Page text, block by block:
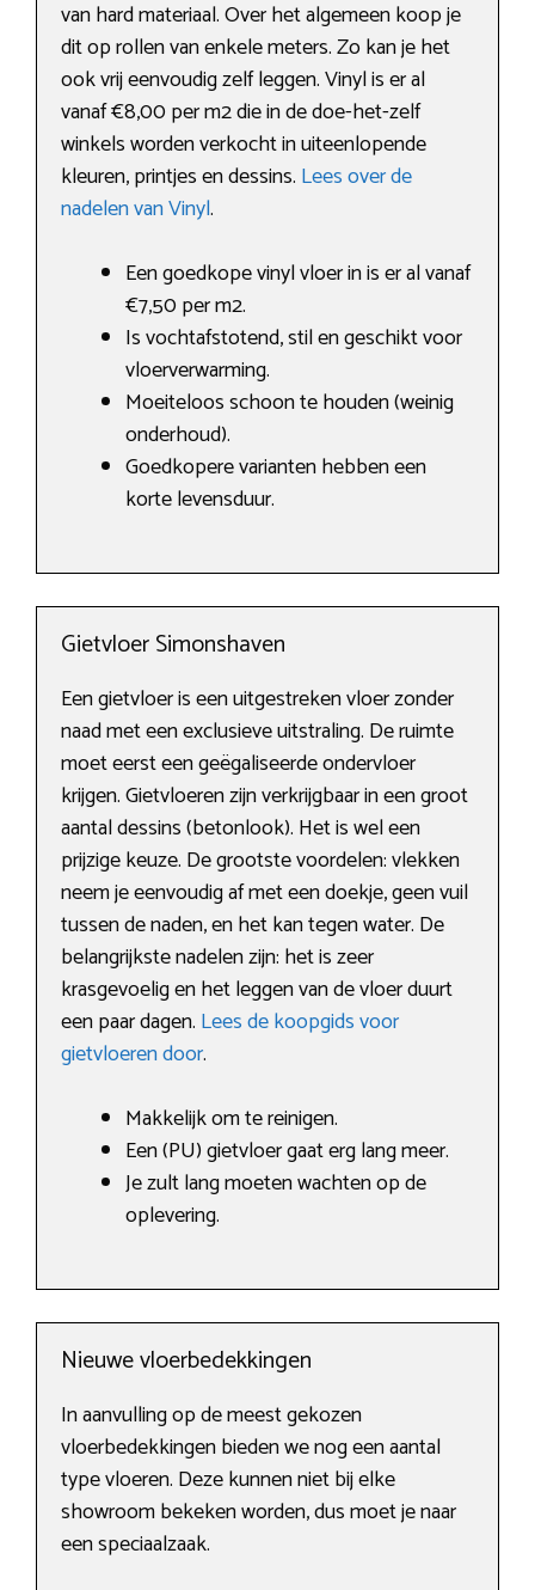
van hard materiaal. Over het algemeen koop je
dit op rollen van enkele meters. Zo kan je het
ook vrij eenvoudig zelf leggen. Vinyl is er al
vanaf €8,00 per m2 die in de doe-het-zelf
winkels worden verkocht in uiteenlopende
kleuren, printjes en dessins. Lees over de
nadelen van Vinyl.
Een goedkope vinyl vloer in is er al vanaf
€7,50 per m2.
Is vochtafstotend, stil en geschikt voor
vloerverwarming.
Moeiteloos schoon te houden (weinig
onderhoud).
Goedkopere varianten hebben een
korte levensduur.
Gietvloer Simonshaven
Een gietvloer is een uitgestreken vloer zonder
naad met een exclusieve uitstraling. De ruimte
moet eerst een geëgaliseerde ondervloer
krijgen. Gietvloeren zijn verkrijgbaar in een groot
aantal dessins (betonlook). Het is wel een
prijzige keuze. De grootste voordelen: vlekken
neem je eenvoudig af met een doekje, geen vuil
tussen de naden, en het kan tegen water. De
belangrijkste nadelen zijn: het is zeer
krasgevoelig en het leggen van de vloer duurt
een paar dagen. Lees de koopgids voor
gietvloeren door.
Makkelijk om te reinigen.
Een (PU) gietvloer gaat erg lang meer.
Je zult lang moeten wachten op de
oplevering.
Nieuwe vloerbedekkingen
In aanvulling op de meest gekozen
vloerbedekkingen bieden we nog een aantal
type vloeren. Deze kunnen niet bij elke
showroom bekeken worden, dus moet je naar
een speciaalzaak.